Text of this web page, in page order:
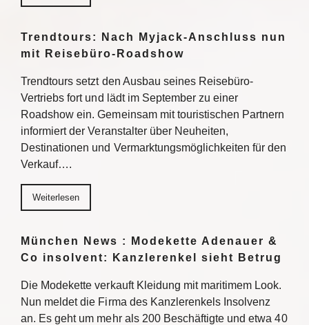
Trendtours: Nach Myjack-Anschluss nun
mit Reisebüro-Roadshow
Trendtours setzt den Ausbau seines Reisebüro-
Vertriebs fort und lädt im September zu einer
Roadshow ein. Gemeinsam mit touristischen Partnern
informiert der Veranstalter über Neuheiten,
Destinationen und Vermarktungsmöglichkeiten für den
Verkauf….
Weiterlesen
München News : Modekette Adenauer &
Co insolvent: Kanzlerenkel sieht Betrug
Die Modekette verkauft Kleidung mit maritimem Look.
Nun meldet die Firma des Kanzlerenkels Insolvenz
an. Es geht um mehr als 200 Beschäftigte und etwa 40